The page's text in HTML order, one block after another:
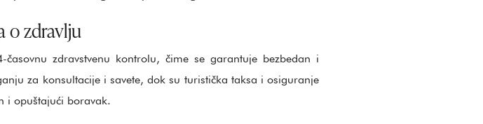
o zdravlju
zdravstvenu kontrolu, čime se garantuje bezbedan i
za konsultacije i savete, dok su turistička taksa i osiguranje
i opuštajući boravak.